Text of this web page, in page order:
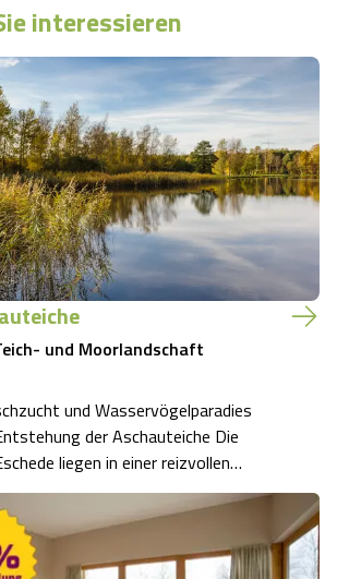
interessieren
und Moorlandschaft
und Wasservögelparadies
der Aschauteiche Die
liegen in einer reizvollen
von weiten Heide- und
war. Die Bäche Drelle und Dalle
und vereinen sich hier…